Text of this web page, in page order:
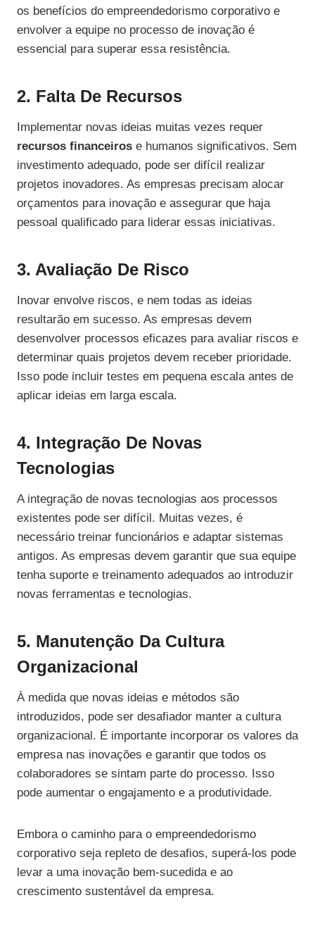
os benefícios do empreendedorismo corporativo e
envolver a equipe no processo de inovação é
essencial para superar essa resistência.
2. Falta De Recursos
Implementar novas ideias muitas vezes requer
recursos financeiros e humanos significativos. Sem
investimento adequado, pode ser difícil realizar
projetos inovadores. As empresas precisam alocar
orçamentos para inovação e assegurar que haja
pessoal qualificado para liderar essas iniciativas.
3. Avaliação De Risco
Inovar envolve riscos, e nem todas as ideias
resultarão em sucesso. As empresas devem
desenvolver processos eficazes para avaliar riscos e
determinar quais projetos devem receber prioridade.
Isso pode incluir testes em pequena escala antes de
aplicar ideias em larga escala.
4. Integração De Novas
Tecnologias
A integração de novas tecnologias aos processos
existentes pode ser difícil. Muitas vezes, é
necessário treinar funcionários e adaptar sistemas
antigos. As empresas devem garantir que sua equipe
tenha suporte e treinamento adequados ao introduzir
novas ferramentas e tecnologias.
5. Manutenção Da Cultura
Organizacional
À medida que novas ideias e métodos são
introduzidos, pode ser desafiador manter a cultura
organizacional. É importante incorporar os valores da
empresa nas inovações e garantir que todos os
colaboradores se sintam parte do processo. Isso
pode aumentar o engajamento e a produtividade.
Embora o caminho para o empreendedorismo
corporativo seja repleto de desafios, superá-los pode
levar a uma inovação bem-sucedida e ao
crescimento sustentável da empresa.